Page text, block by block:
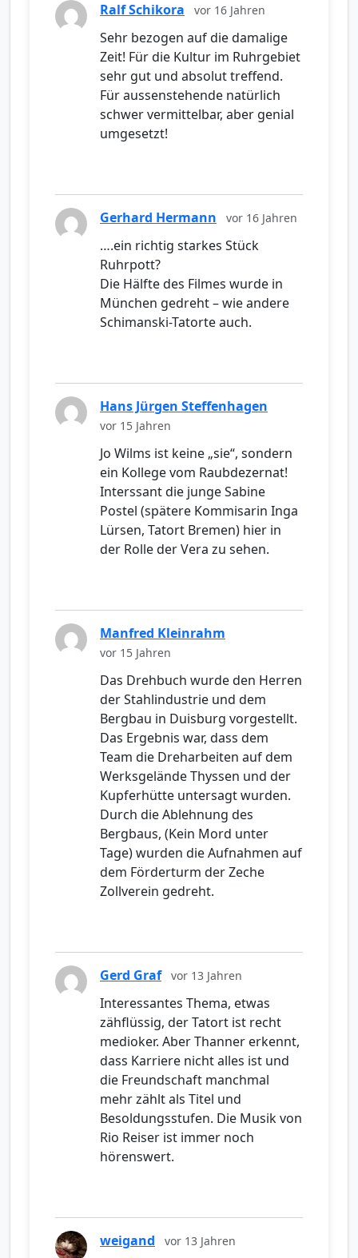
Ralf Schikora vor 16 Jahren
Sehr bezogen auf die damalige
Zeit! Für die Kultur im Ruhrgebiet
sehr gut und absolut treffend.
Für aussenstehende natürlich
schwer vermittelbar, aber genial
umgesetzt!
Gerhard Hermann vor 16 Jahren
….ein richtig starkes Stück
Ruhrpott?
Die Hälfte des Filmes wurde in
München gedreht – wie andere
Schimanski-Tatorte auch.
Hans Jürgen Steffenhagen
vor 15 Jahren
Jo Wilms ist keine „sie“, sondern
ein Kollege vom Raubdezernat!
Interssant die junge Sabine
Postel (spätere Kommisarin Inga
Lürsen, Tatort Bremen) hier in
der Rolle der Vera zu sehen.
Manfred Kleinrahm
vor 15 Jahren
Das Drehbuch wurde den Herren
der Stahlindustrie und dem
Bergbau in Duisburg vorgestellt.
Das Ergebnis war, dass dem
Team die Dreharbeiten auf dem
Werksgelände Thyssen und der
Kupferhütte untersagt wurden.
Durch die Ablehnung des
Bergbaus, (Kein Mord unter
Tage) wurden die Aufnahmen auf
dem Förderturm der Zeche
Zollverein gedreht.
Gerd Graf vor 13 Jahren
Interessantes Thema, etwas
zähflüssig, der Tatort ist recht
medioker. Aber Thanner erkennt,
dass Karriere nicht alles ist und
die Freundschaft manchmal
mehr zählt als Titel und
Besoldungsstufen. Die Musik von
Rio Reiser ist immer noch
hörenswert.
weigand vor 13 Jahren